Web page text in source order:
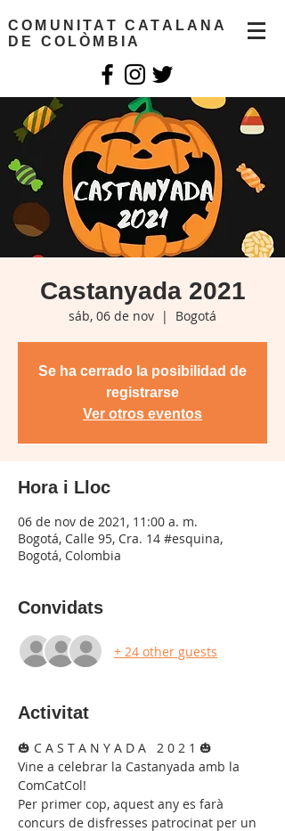
COMUNITAT CATALANA
DE COLÒMBIA
Castanyada 2021
sáb, 06 de nov
  |
Bogotá
Se ha cerrado la posibilidad de
registrarse
Ver otros eventos
Hora i Lloc
06 de nov de 2021, 11:00 a. m.
Bogotá, Calle 95, Cra. 14 #esquina,
Bogotá, Colombia
Convidats
+ 24 other guests
Activitat
🎃 C A S T A N Y A D A   2 0 2 1 🎃
Vine a celebrar la Castanyada amb la
ComCatCol!
Per primer cop, aquest any es farà
concurs de disfresses patrocinat per un